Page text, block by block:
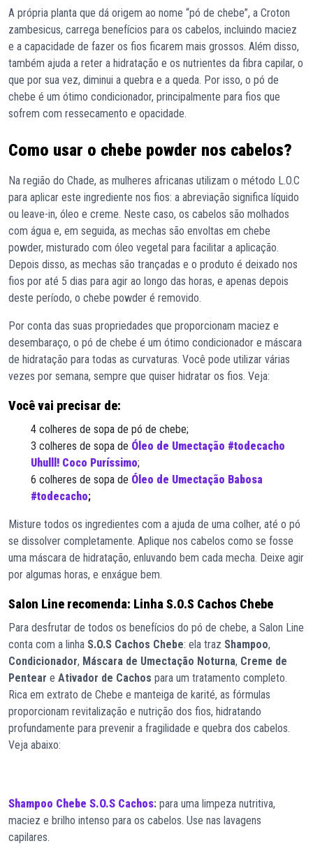
A própria planta que dá origem ao nome “pó de chebe”, a Croton
zambesicus, carrega benefícios para os cabelos, incluindo maciez
e a capacidade de fazer os fios ficarem mais grossos. Além disso,
também ajuda a reter a hidratação e os nutrientes da fibra capilar, o
que por sua vez, diminui a quebra e a queda. Por isso, o pó de
chebe é um ótimo condicionador, principalmente para fios que
sofrem com ressecamento e opacidade.
Como usar o chebe powder nos cabelos?
Na região do Chade, as mulheres africanas utilizam o método L.O.C
para aplicar este ingrediente nos fios: a abreviação significa líquido
ou leave-in, óleo e creme. Neste caso, os cabelos são molhados
com água e, em seguida, as mechas são envoltas em chebe
powder, misturado com óleo vegetal para facilitar a aplicação.
Depois disso, as mechas são trançadas e o produto é deixado nos
fios por até 5 dias para agir ao longo das horas, e apenas depois
deste período, o chebe powder é removido.
Por conta das suas propriedades que proporcionam maciez e
desembaraço, o pó de chebe é um ótimo condicionador e máscara
de hidratação para todas as curvaturas. Você pode utilizar várias
vezes por semana, sempre que quiser hidratar os fios. Veja:
Você vai precisar de:
4 colheres de sopa de pó de chebe;
3 colheres de sopa de Óleo de Umectação #todecacho
Uhulll! Coco Puríssimo;
6 colheres de sopa de Óleo de Umectação Babosa
#todecacho;
Misture todos os ingredientes com a ajuda de uma colher, até o pó
se dissolver completamente. Aplique nos cabelos como se fosse
uma máscara de hidratação, enluvando bem cada mecha. Deixe agir
por algumas horas, e enxágue bem.
Salon Line recomenda: Linha S.O.S Cachos Chebe
Para desfrutar de todos os benefícios do pó de chebe, a Salon Line
conta com a linha S.O.S Cachos Chebe: ela traz Shampoo,
Condicionador, Máscara de Umectação Noturna, Creme de
Pentear e Ativador de Cachos para um tratamento completo.
Rica em extrato de Chebe e manteiga de karité, as fórmulas
proporcionam revitalização e nutrição dos fios, hidratando
profundamente para prevenir a fragilidade e quebra dos cabelos.
Veja abaixo:
Shampoo Chebe S.O.S Cachos: para uma limpeza nutritiva,
maciez e brilho intenso para os cabelos. Use nas lavagens
capilares.